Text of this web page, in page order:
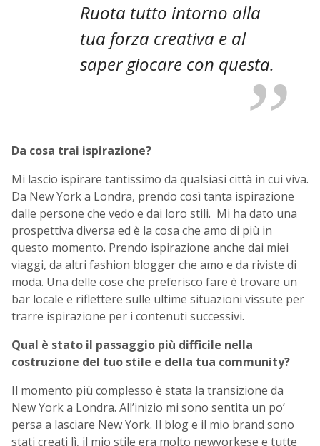
Ruota tutto intorno alla
tua forza creativa e al
saper giocare con questa.
Da cosa trai ispirazione?
Mi lascio ispirare tantissimo da qualsiasi città in cui viva.
Da New York a Londra, prendo così tanta ispirazione
dalle persone che vedo e dai loro stili. Mi ha dato una
prospettiva diversa ed è la cosa che amo di più in
questo momento. Prendo ispirazione anche dai miei
viaggi, da altri fashion blogger che amo e da riviste di
moda. Una delle cose che preferisco fare è trovare un
bar locale e riflettere sulle ultime situazioni vissute per
trarre ispirazione per i contenuti successivi.
Qual è stato il passaggio più difficile nella
costruzione del tuo stile e della tua community?
Il momento più complesso è stata la transizione da
New York a Londra. All’inizio mi sono sentita un po’
persa a lasciare New York. Il blog e il mio brand sono
stati creati lì, il mio stile era molto newyorkese e tutte